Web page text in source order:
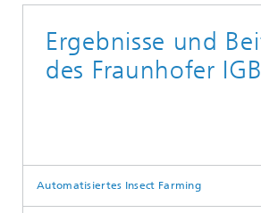
Ergebnisse und
des Fraunhofer IGB
Automatisiertes Insect Farming